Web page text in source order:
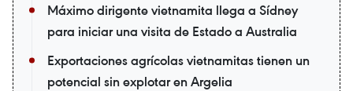
Máximo dirigente vietnamita llega a Sídney
para iniciar una visita de Estado a Australia
Exportaciones agrícolas vietnamitas tienen un
potencial sin explotar en Argelia